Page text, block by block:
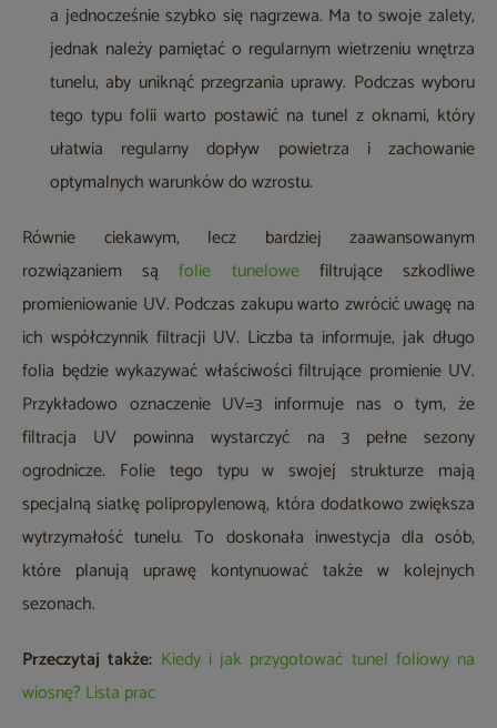
a jednocześnie szybko się nagrzewa. Ma to swoje zalety,
jednak należy pamiętać o regularnym wietrzeniu wnętrza
tunelu, aby uniknąć przegrzania uprawy. Podczas wyboru
tego typu folii warto postawić na tunel z oknami, który
ułatwia regularny dopływ powietrza i zachowanie
optymalnych warunków do wzrostu.
Równie ciekawym, lecz bardziej zaawansowanym
rozwiązaniem sąfolie tunelowefiltrujące szkodliwe
promieniowanie UV. Podczas zakupu warto zwrócić uwagę na
ich współczynnik filtracji UV. Liczba ta informuje, jak długo
folia będzie wykazywać właściwości filtrujące promienie UV.
Przykładowo oznaczenie UV=3 informuje nas o tym, że
filtracja UV powinna wystarczyć na 3 pełne sezony
ogrodnicze. Folie tego typu w swojej strukturze mają
specjalną siatkę polipropylenową, która dodatkowo zwiększa
wytrzymałość tunelu. To doskonała inwestycja dla osób,
które planują uprawę kontynuować także w kolejnych
sezonach.
Przeczytaj także: Kiedy i jak przygotować tunel foliowy na
wiosnę? Lista prac